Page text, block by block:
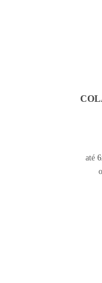
até